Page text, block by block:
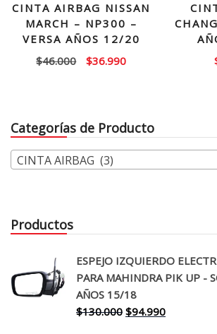
CINTA AIRBAG NISSAN
MARCH – NP300 –
VERSA AÑOS 12/20
$46.000
El
$46.000.
$36.990El
$36.990.
Categorías de Producto
CINTA AIRBAG (3)
Productos
ESPEJO IZQUIERDO
PARA MAHINDRA PIK UP -
AÑOS 15/18
$130.000 El
$94.990El